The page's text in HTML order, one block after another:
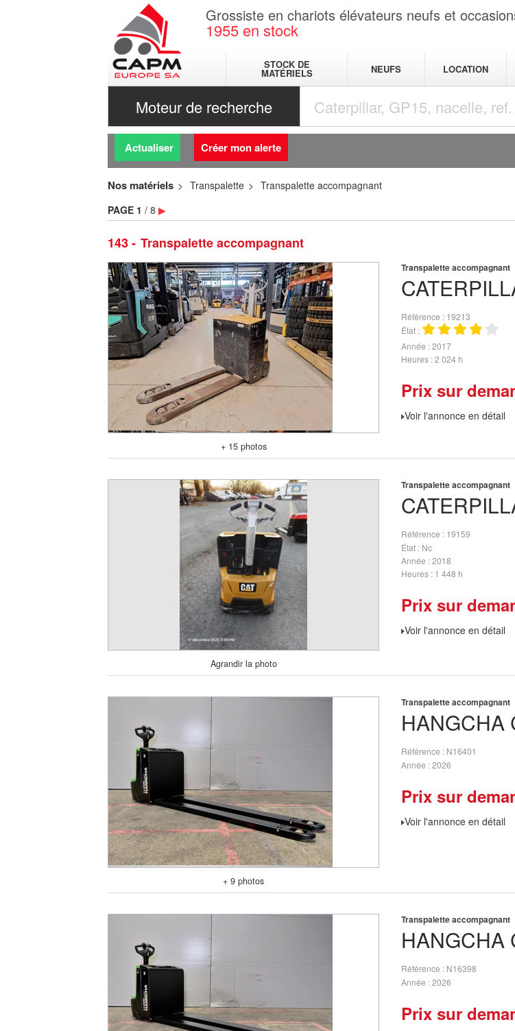
Grossiste en chariots élévateurs neufs et
1955 en stock
STOCK DE
MATÉRIELS NEUFS LOCATION
Moteur de recherche
Actualiser Créer mon alerte
Nos matériels Transpalette Transpalette accompagnant
143 Transpalette accompagnant
PAGE 1 / 8 ▶
+ 15 photos
Transpalette accompagnant
Référence
19213
État
Année 2017
Heures 2 024 h
Prix sur
Voir l'annonce en détail
Agrandir la photo
Transpalette accompagnant
Référence
19159
État Nc
Année 2018
Heures 1 448 h
Prix sur
Voir l'annonce en détail
+ 9 photos
HANGCHA
Transpalette accompagnant
Référence
N16401
Année 2026
Prix sur
Voir l'annonce en détail
HANGCHA
Transpalette accompagnant
Référence
N16398
Année 2026
Prix sur